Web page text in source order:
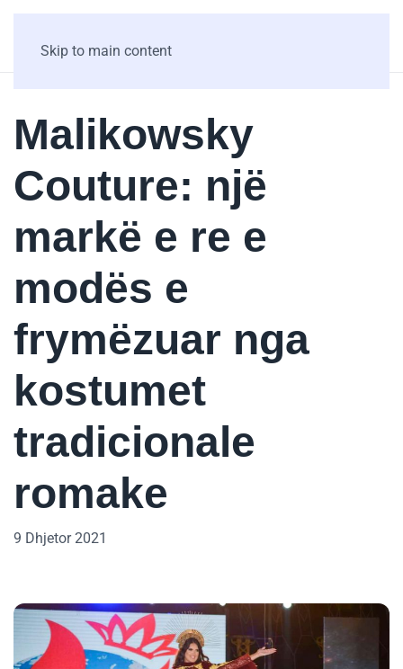
Skip to main content
Malikowsky
Couture: një
markë e re e
modës e
frymëzuar nga
kostumet
tradicionale
romake
9 Dhjetor 2021